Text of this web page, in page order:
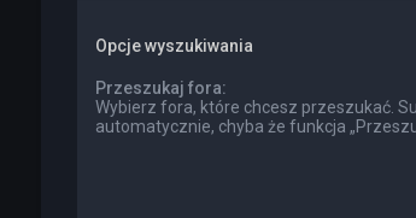
Opcje wyszukiwania
Przeszukaj fora:
Wybierz fora, które chcesz przeszukać.
automatycznie, chyba że funkcja